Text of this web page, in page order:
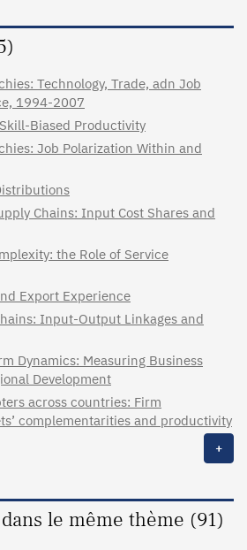
Technology, Trade, adn Job
1994-2007
Biased Productivity
Job Polarization Within and
Chains: Input Cost Shares and
the Role of Service
Export Experience
Input-Output Linkages and
Dynamics: Measuring Business
Development
across countries: Firm
complementarities and productivity
+
le même thème (91)